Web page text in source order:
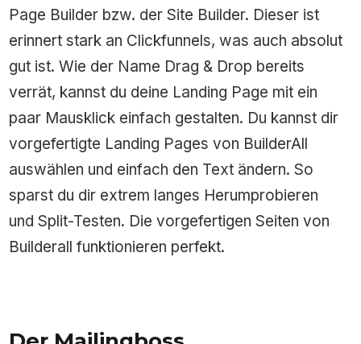
Page Builder bzw. der Site Builder. Dieser ist
erinnert stark an Clickfunnels, was auch absolut
gut ist. Wie der Name Drag & Drop bereits
verrät, kannst du deine Landing Page mit ein
paar Mausklick einfach gestalten. Du kannst dir
vorgefertigte Landing Pages von BuilderAll
auswählen und einfach den Text ändern. So
sparst du dir extrem langes Herumprobieren
und Split-Testen. Die vorgefertigen Seiten von
Builderall funktionieren perfekt.